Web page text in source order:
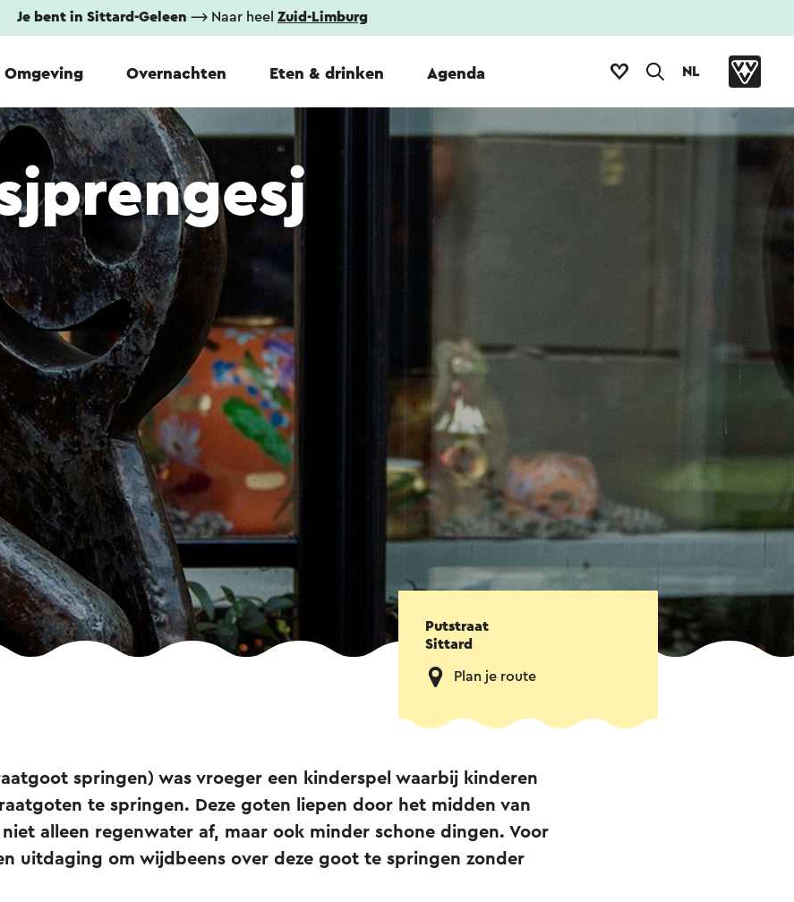
Je bent in Sittard-Geleen ⟶ Naar heel Zuid-Limburg
Omgeving Overnachten Eten & drinken Agenda NL
Putstraat
Sittard
Plan je route
springen) was vroeger een kinderspel waarbij kinderen
te springen. Deze goten liepen door het midden van
alleen regenwater af, maar ook minder schone dingen. Voor
uitdaging om wijdbeens over deze goot te springen zonder